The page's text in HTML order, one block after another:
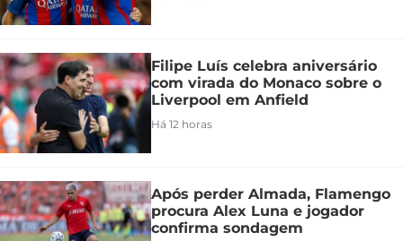
Filipe Luís celebra aniversário
com virada do Monaco sobre o
Liverpool em Anfield
Há 12 horas
Após perder Almada, Flamengo
procura Alex Luna e jogador
confirma sondagem